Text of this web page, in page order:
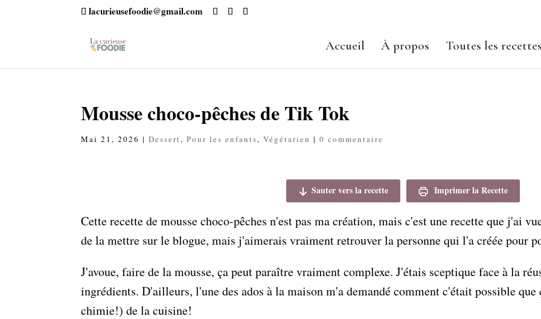
lacurieusefoodie@gmail.com
Accueil À propos Toutes les
Mousse choco-pêches de Tik Tok
Mai 21, 2026 |Dessert,Pour les enfants,Végétarien |0 commentaire
Sauter vers la recette Imprimer la Recette
Cette recette de mousse choco-pêches n'est pas ma création, mais c'est une recette que j'ai
de la mettre sur le blogue, mais j'aimerais vraiment retrouver la personne qui l'a créée pour
J'avoue, faire de la mousse, ça peut paraître vraiment complexe. J'étais sceptique face à la
ingrédients. D'ailleurs, l'une des ados à la maison m'a demandé comment c'était possible
chimie!) de la cuisine!